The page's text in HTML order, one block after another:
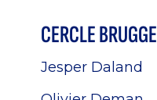
CERCLE BRUGGE
Jesper Daland